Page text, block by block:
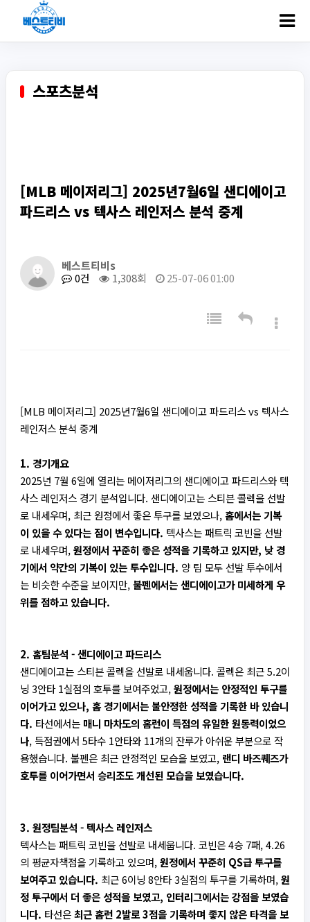
스포츠분석
[MLB 메이저리그] 2025년7월6일 샌디에이고
파드리스 vs 텍사스 레인저스 분석 중계
베스트티비s
0건
1,308회 25-07-06 01:00
[MLB 메이저리그] 2025년7월6일 샌디에이고 파드리스 vs 텍사스
레인저스 분석 중계
1. 경기개요
2025년 7월 6일에 열리는 메이저리그의 샌디에이고 파드리스와 텍
사스 레인저스 경기 분석입니다. 샌디에이고는 스티븐 콜렉을 선발
로 내세우며, 최근 원정에서 좋은 투구를 보였으나, 홈에서는 기복
이 있을 수 있다는 점이 변수입니다. 텍사스는 패트릭 코빈을 선발
로 내세우며, 원정에서 꾸준히 좋은 성적을 기록하고 있지만, 낮 경
기에서 약간의 기복이 있는 투수입니다. 양 팀 모두 선발 투수에서
는 비슷한 수준을 보이지만, 불펜에서는 샌디에이고가 미세하게 우
위를 점하고 있습니다.
2. 홈팀분석 - 샌디에이고 파드리스
샌디에이고는 스티븐 콜렉을 선발로 내세웁니다. 콜렉은 최근 5.2이
닝 3안타 1실점의 호투를 보여주었고, 원정에서는 안정적인 투구를
이어가고 있으나, 홈 경기에서는 불안정한 성적을 기록한 바 있습니
다. 타선에서는 매니 마차도의 홈런이 득점의 유일한 원동력이었으
나, 득점권에서 5타수 1안타와 11개의 잔루가 아쉬운 부분으로 작
용했습니다. 불펜은 최근 안정적인 모습을 보였고, 랜디 바즈퀘즈가
호투를 이어가면서 승리조도 개선된 모습을 보였습니다.
3. 원정팀분석 - 텍사스 레인저스
텍사스는 패트릭 코빈을 선발로 내세웁니다. 코빈은 4승 7패, 4.26
의 평균자책점을 기록하고 있으며, 원정에서 꾸준히 QS급 투구를
보여주고 있습니다. 최근 6이닝 8안타 3실점의 투구를 기록하며, 원
정 투구에서 더 좋은 성적을 보였고, 인터리그에서는 강점을 보였습
니다. 타선은최근 홈런 2발로 3점을 기록하며 좋지 않은 타격을 보